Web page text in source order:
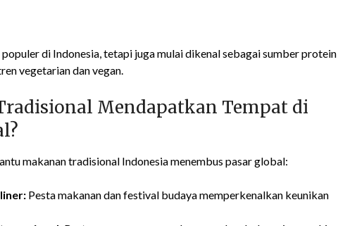
di Indonesia, tetapi juga mulai dikenal sebagai sumber protein
vegetarian dan vegan.
Mendapatkan Tempat di
makanan tradisional Indonesia menembus pasar global:
Pesta makanan dan festival budaya memperkenalkan keunikan